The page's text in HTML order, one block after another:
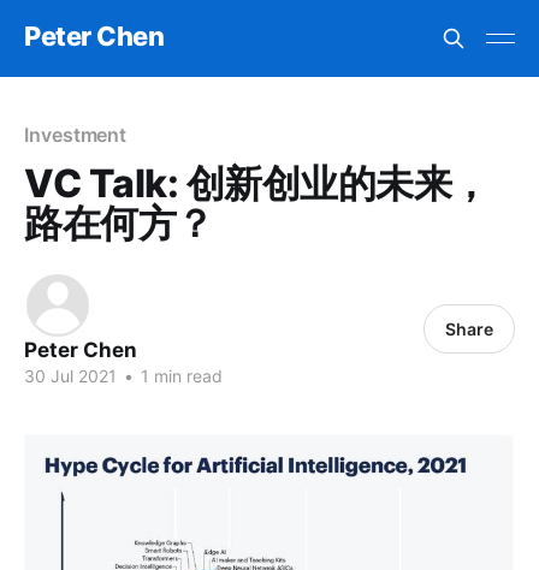
Peter Chen
Investment
VC Talk: 创新创业的未来，
路在何方？
Peter Chen
30 Jul 2021 • 1 min read
Share